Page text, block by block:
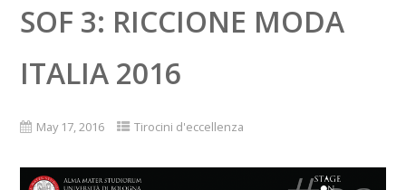
SOF 3: RICCIONE MODA
ITALIA 2016
May 17, 2016 Tirocini d'eccellenza